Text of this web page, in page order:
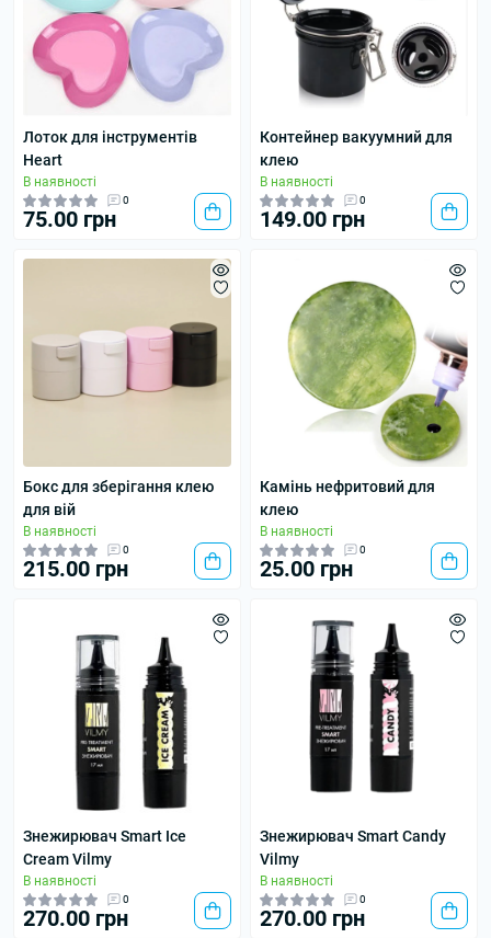
Лоток для інструментів
Heart
В наявності
0
75.00 грн
Контейнер вакуумний для
клею
В наявності
0
149.00 грн
Бокс для зберігання клею
для вій
В наявності
0
215.00 грн
Камінь нефритовий для
клею
В наявності
0
25.00 грн
Знежирювач Smart Ice
Cream Vilmy
В наявності
0
270.00 грн
Знежирювач Smart Candy
Vilmy
В наявності
0
270.00 грн